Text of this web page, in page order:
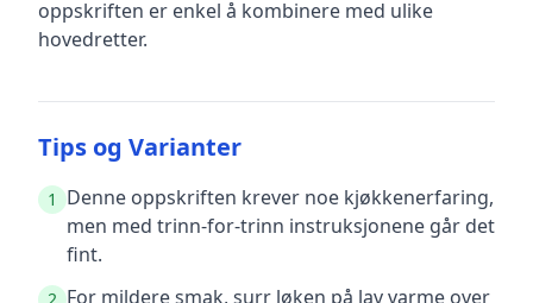
oppskriften er enkel å kombinere med ulike
hovedretter.
Tips og Varianter
1
Denne oppskriften krever noe kjøkkenerfaring,
men med trinn-for-trinn instruksjonene går det
fint.
For mildere smak, surr løken på lav varme over